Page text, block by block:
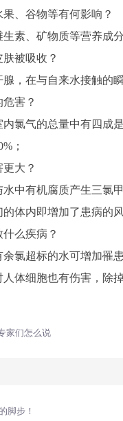
、谷物等有何影响？
素、矿物质等营养成
被吸收？
，在与自来水接触的
害？
氯气的总量中有四成
；
大？
中有机腐质产生三氯
体内即增加了患病的
么疾病？
氯超标的水可增加罹
体细胞也有伤害，除
家们怎么说
脚步！